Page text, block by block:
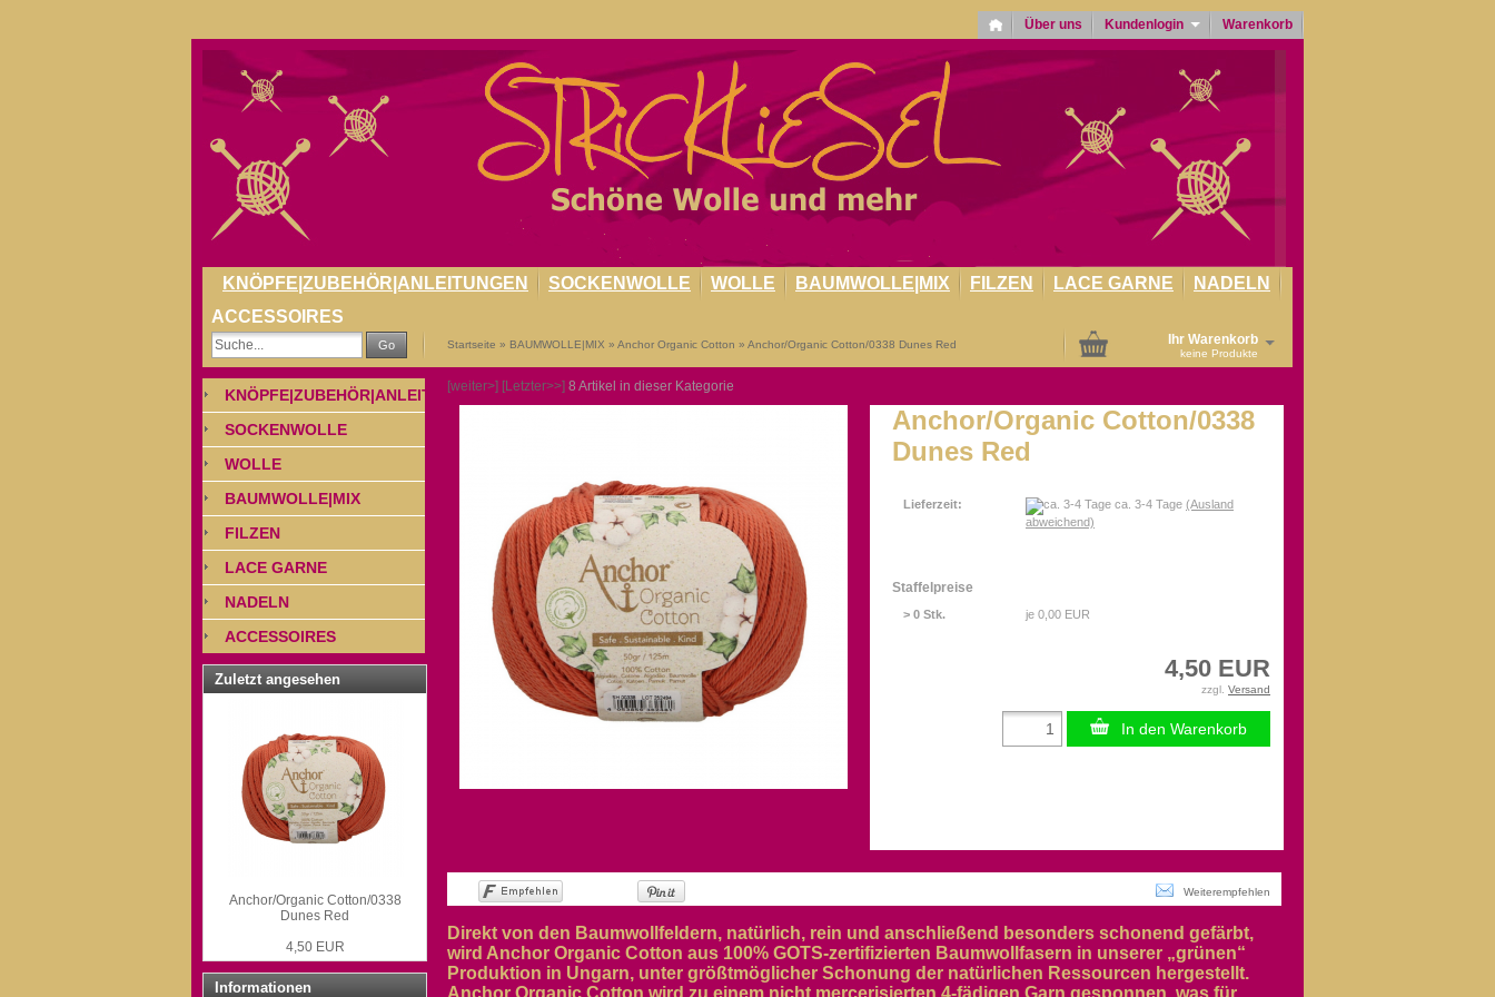
Über uns Kundenlogin Warenkorb
KNÖPFE|ZUBEHÖR|ANLEITUNGEN SOCKENWOLLE WOLLE BAUMWOLLE|MIX FILZEN LACE GARNE
NADELN
ACCESSOIRES
Go Startseite » BAUMWOLLE|MIX » Anchor Organic Cotton » Anchor/Organic Cotton/0338 Dunes Red Ihr Warenkorb
keine Produkte
[weiter>] [Letzter>>] 8 Artikel in dieser Kategorie
Anchor/Organic Cotton/0338
Dunes Red
Lieferzeit: ca. 3-4 Tage (Ausland
abweichend)
Staffelpreise
> 0 Stk. je 0,00 EUR
4,50 EUR
zzgl. Versand
In den Warenkorb
Weiterempfehlen
Direkt von den Baumwollfeldern, natürlich, rein und anschließend besonders schonend gefärbt,
wird Anchor Organic Cotton aus 100% GOTS-zertifizierten Baumwollfasern in unserer „grünen“
Produktion in Ungarn, unter größtmöglicher Schonung der natürlichen Ressourcen hergestellt.
Anchor Organic Cotton wird zu einem nicht mercerisierten 4-fädigen Garn gesponnen, was für
KNÖPFE|ZUBEHÖR|ANLEITUNGEN
SOCKENWOLLE
WOLLE
BAUMWOLLE|MIX
FILZEN
LACE GARNE
NADELN
ACCESSOIRES
Zuletzt angesehen
Anchor/Organic Cotton/0338
Dunes Red
4,50 EUR
Informationen